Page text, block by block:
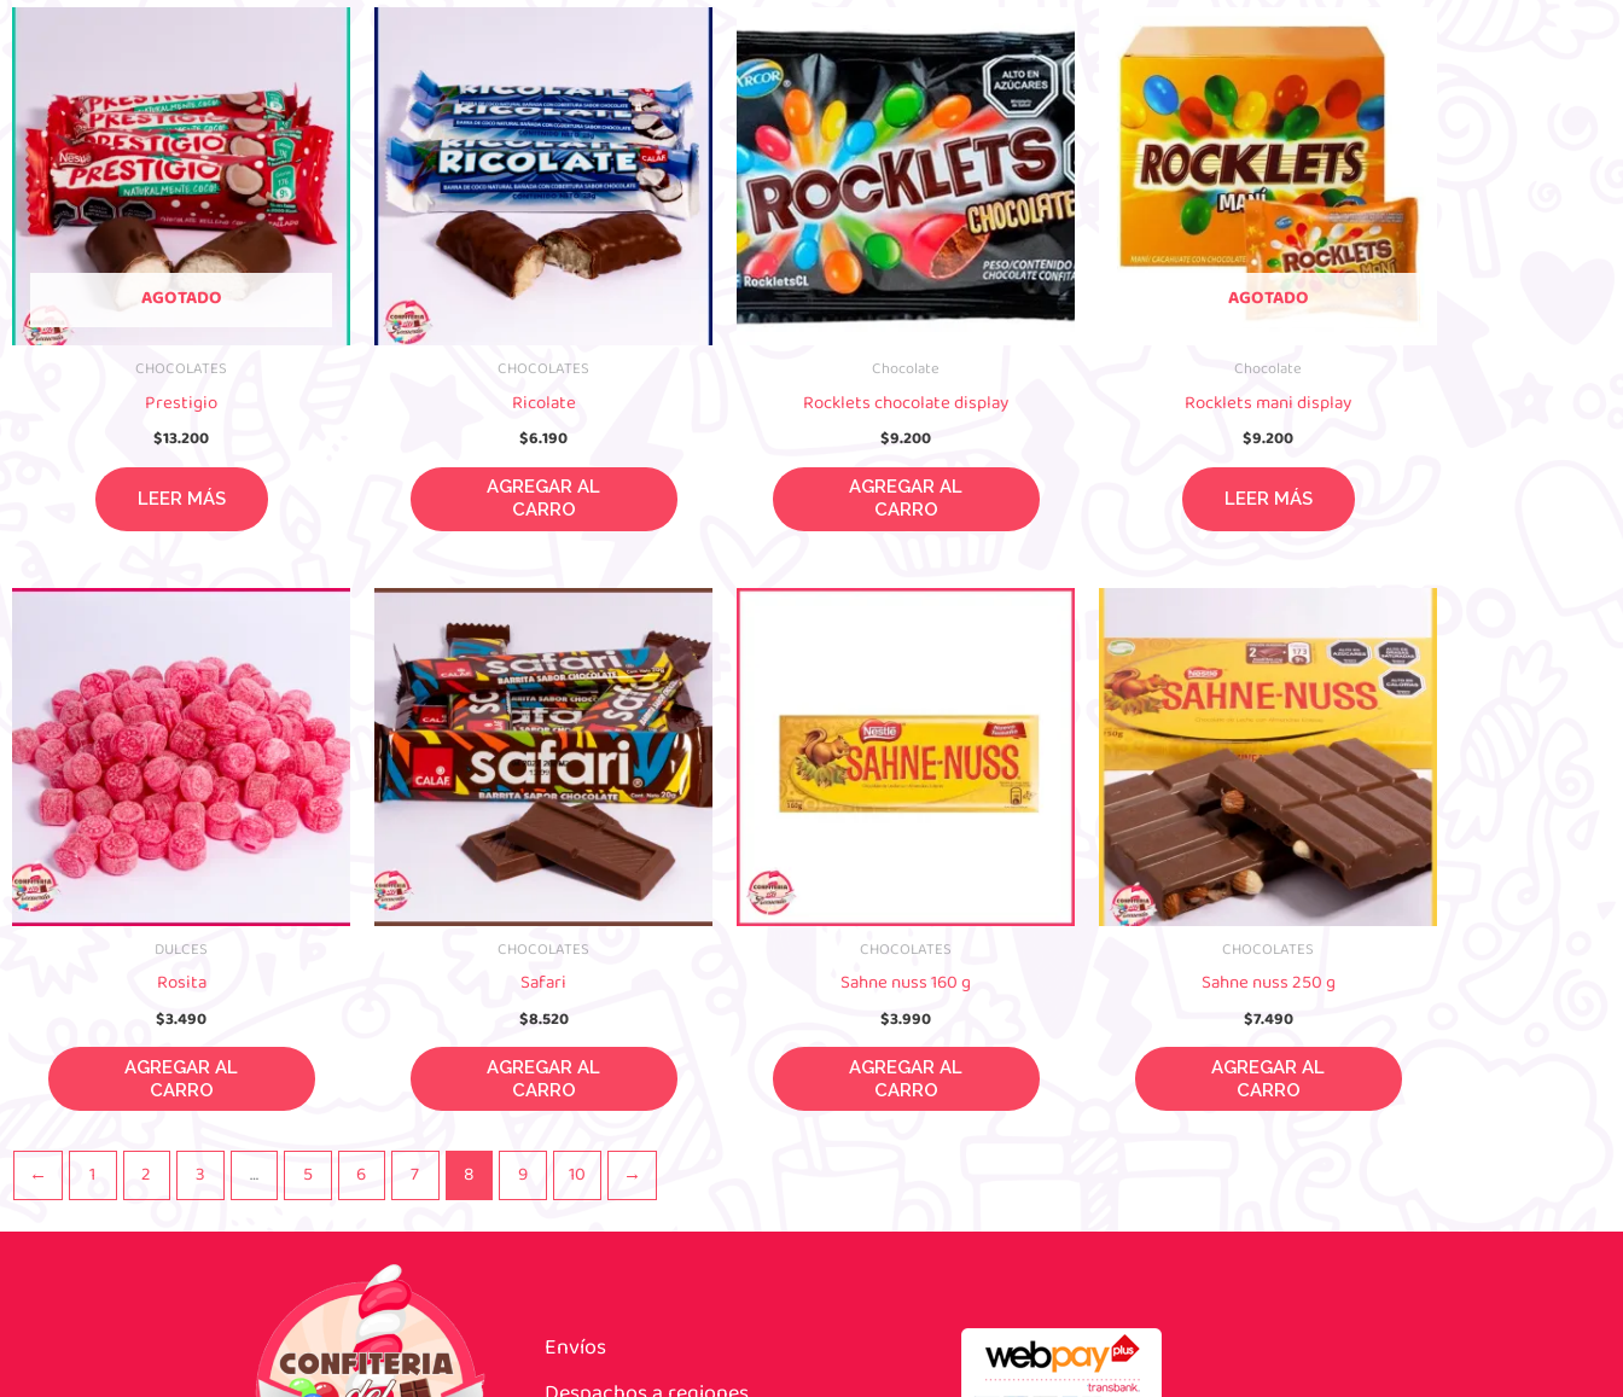
AGOTADO
CHOCOLATES
Prestigio
$13.200
LEER MÁS
CHOCOLATES
Ricolate
$6.190
AGREGAR AL CARRO
Chocolate
Rocklets chocolate display
$9.200
AGREGAR AL CARRO
AGOTADO
Chocolate
Rocklets mani display
$9.200
LEER MÁS
DULCES
Rosita
$3.490
AGREGAR AL CARRO
CHOCOLATES
Safari
$8.520
AGREGAR AL CARRO
CHOCOLATES
Sahne nuss 160 g
$3.990
AGREGAR AL CARRO
CHOCOLATES
Sahne nuss 250 g
$7.490
AGREGAR AL CARRO
← 1 2 3 … 5 6 7 8 9 10 →
Envíos